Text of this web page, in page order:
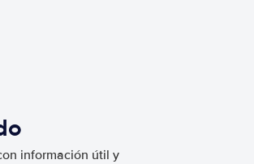
información útil y